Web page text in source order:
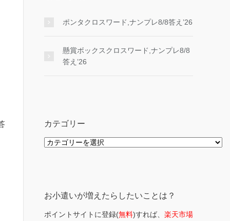
ポンタクロスワード,ナンプレ8/8答え’26
懸賞ボックスクロスワード,ナンプレ8/8
答え’26
カテゴリー
カ
お小遣いが増えたらしたいことは？
ポイントサイトに登録(無料)すれば、 楽天市場